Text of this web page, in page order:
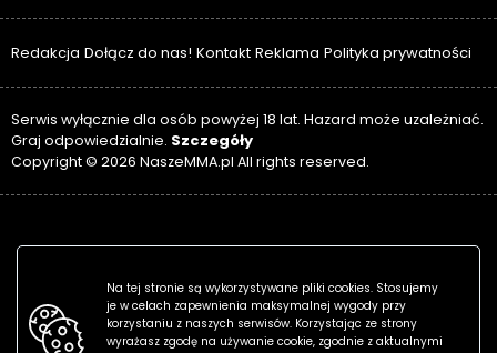
Redakcja Dołącz do nas! Kontakt Reklama Polityka prywatności
Serwis wyłącznie dla osób powyżej 18 lat. Hazard może uzależniać.
Graj odpowiedzialnie. Szczegóły
Copyright © 2026 NaszeMMA.pl All rights reserved.
Na tej stronie są wykorzystywane pliki cookies. Stosujemy
je w celach zapewnienia maksymalnej wygody przy
korzystaniu z naszych serwisów. Korzystając ze strony
wyrażasz zgodę na używanie cookie, zgodnie z aktualnymi